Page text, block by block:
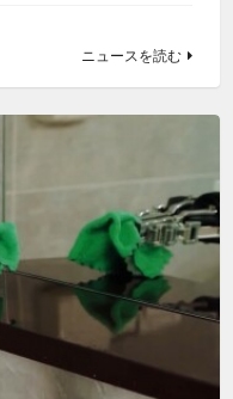
ニュースを読む